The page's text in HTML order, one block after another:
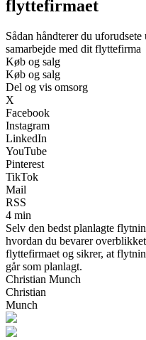
flyttefirmaet
Sådan håndterer du
samarbejde med dit flyttefirma
Køb og salg
Køb og salg
Del og vis omsorg
X
Facebook
Instagram
LinkedIn
YouTube
Pinterest
TikTok
Mail
RSS
4 min
Selv den bedst planlagte
hvordan du bevarer
flyttefirmaet og sikrer, at
går som planlagt.
Christian Munch
Christian
Munch